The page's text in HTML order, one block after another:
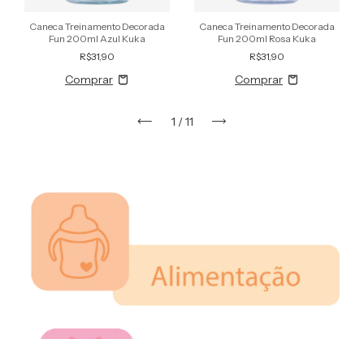
Caneca Treinamento Decorada
Fun 200ml Azul Kuka
R$31,90
Caneca Treinamento Decorada
Fun 200ml Rosa Kuka
R$31,90
1 /11